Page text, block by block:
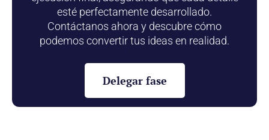
esté perfectamente desarrollado.
Contáctanos ahora y descubre cómo
podemos convertir tus ideas en realidad.
Delegar fase